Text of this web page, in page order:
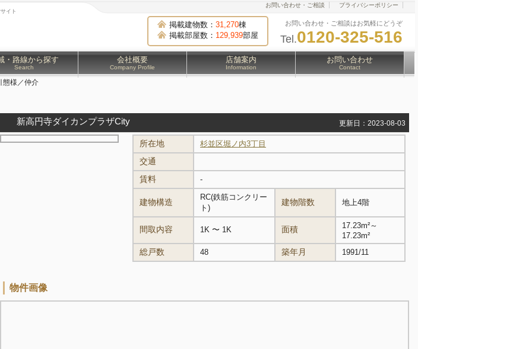
イト
掲載建物数： 31,270棟
掲載部屋数： 129,939部屋
お問い合わせ・ご相談はお気軽にどうぞ
Tel.0120-325-516
お問い合わせ・ご相談 プライバシーポリシー
・路線から探す
Search
会社概要
Company Profile
店舗案内
Information
お問い合わせ
Contact
態様／仲介
新高円寺ダイカンプラザCity 更新日：2023-08-03
所在地 杉並区堀ノ内3丁目
交通
賃料
-
建物構造
RC(鉄筋コンクリー
ト)
建物階数 地上4階
間取内容 1K 〜 1K 面積
17.23m²～
17.23m²
総戸数 48 築年月 1991/11
物件画像